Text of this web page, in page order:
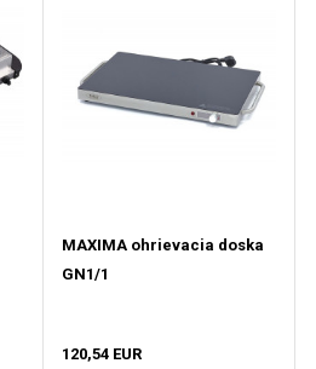
MAXIMA ohrievacia doska
GN1/1
120,54 EUR